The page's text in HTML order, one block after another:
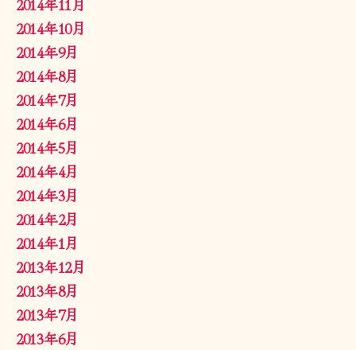
2014年10月
2014年9月
2014年8月
2014年7月
2014年6月
2014年5月
2014年4月
2014年3月
2014年2月
2014年1月
2013年12月
2013年8月
2013年7月
2013年6月